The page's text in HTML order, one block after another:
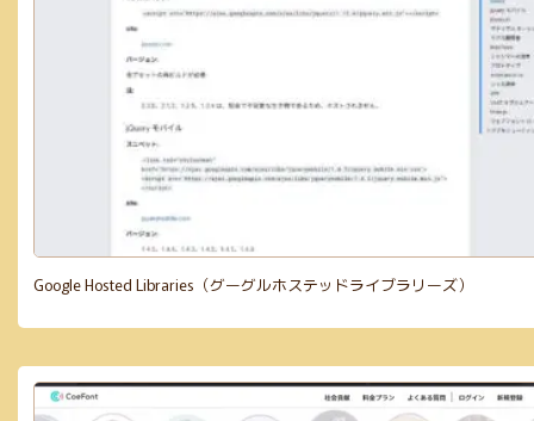
Google Hosted Libraries（グーグルホステッドライブラリーズ）